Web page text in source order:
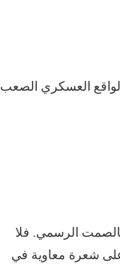
العسكري الصعب
بالصمت الرسمي. فلا
على شعرة معاوية في